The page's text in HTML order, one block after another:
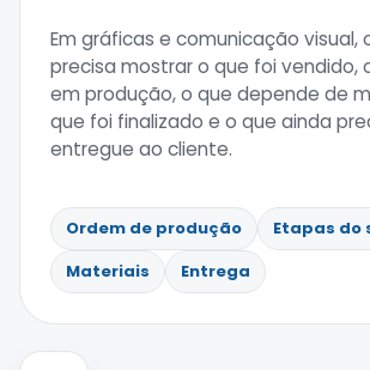
Em gráficas e comunicação visual,
precisa mostrar o que foi vendido,
em produção, o que depende de
que foi finalizado e o que ainda
entregue ao cliente.
Ordem de produção
Etapas do
Materiais
Entrega